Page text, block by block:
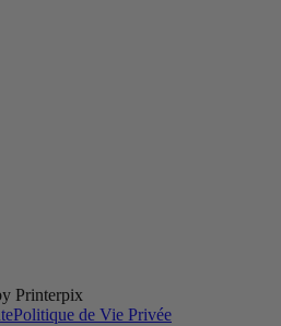
Printerpix
Politique de Vie Privée